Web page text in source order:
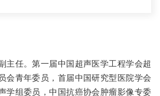
主任。第一届中国超声医学工程学会超
会青年委员，首届中国研究型医院学会
学组委员，中国抗癌协会肿瘤影像专委